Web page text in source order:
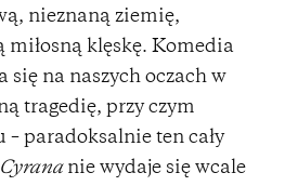
nieznaną ziemię,
miłosną klęskę. Komedia
się na naszych oczach w
tragedię, przy czym
– paradoksalnie ten cały
Cyrananie wydaje się wcale